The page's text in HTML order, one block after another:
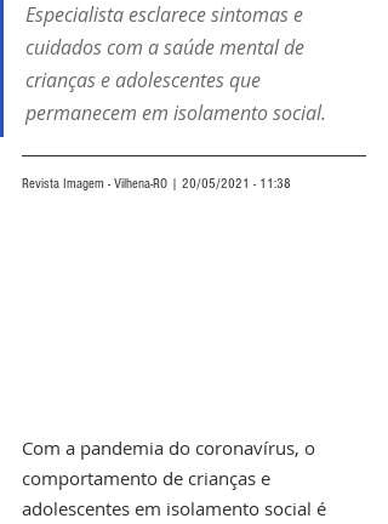
Especialista esclarece sintomas e
cuidados com a saúde mental de
crianças e adolescentes que
permanecem em isolamento social.
Revista Imagem - Vilhena-RO | 20/05/2021 - 11:38
Com a pandemia do coronavírus, o
comportamento de crianças e
adolescentes em isolamento social é